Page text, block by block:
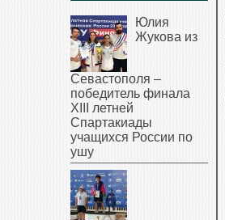
Юлия
Жукова из
Севастополя –
победитель финала
XIII летней
Спартакиады
учащихся России по
ушу